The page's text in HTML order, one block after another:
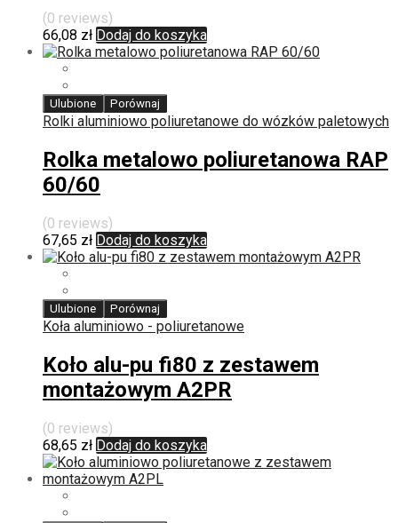
(0 reviews)
66,08 zł Dodaj do koszyka
Ulubione Porównaj
Rolki aluminiowo poliuretanowe do wózków paletowych
Rolka metalowo poliuretanowa RAP
60/60
(0 reviews)
67,65 zł Dodaj do koszyka
Ulubione Porównaj
Koła aluminiowo - poliuretanowe
Koło alu-pu fi80 z zestawem
montażowym A2PR
(0 reviews)
68,65 zł Dodaj do koszyka